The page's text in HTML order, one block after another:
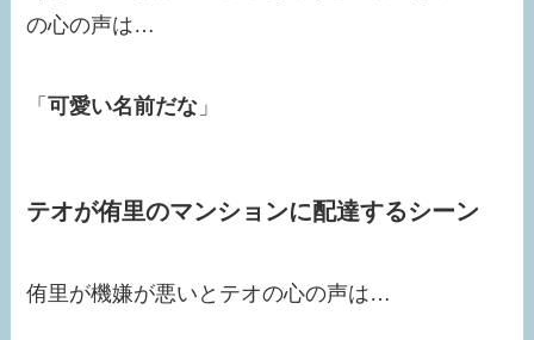
の心の声は…
「可愛い名前だな 」
テオが侑里のマンションに配達するシーン
侑里が機嫌が悪いとテオの心の声は…